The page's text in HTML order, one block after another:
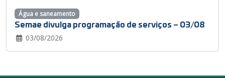
Semae divulga programação de serviços – 03/08
03/08/2026
Água e saneamento